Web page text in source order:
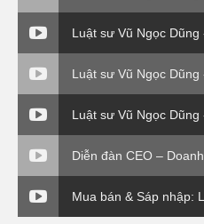
ty Bắc Việt Luật ( VTC0
Luật sư Vũ Ngọc
Chuyển giá trong DN
Luật sư Vũ Ngọc
Luật sư Vũ Ngọc
giá thương hiệu
Diễn đàn CEO –
4
Mua bán & Sáp nhập:
về vụ EVN( P3)